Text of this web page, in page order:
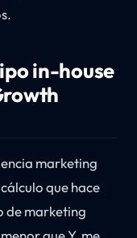
in-house
marketing
que hace
de marketing